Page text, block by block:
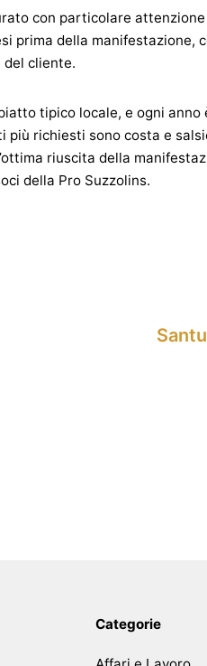
con particolare
prima della manifestazione,
cliente.
tipico locale, e ogni anno
più richiesti sono costa e
riuscita della
della Pro Suzzolins.
Categorie